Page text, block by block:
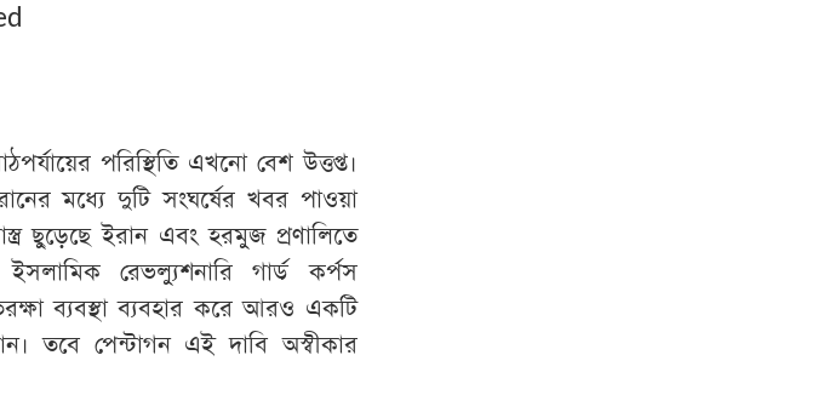
পরিস্থিতি এখনো বেশ উত্তপ্ত।
মধ্যে দুটি সংঘর্ষের খবর পাওয়া
ছুড়েছে ইরান এবং হরমুজ প্রণালিতে
রেভল্যুশনারি গার্ড কর্পস
ব্যবস্থা ব্যবহার করে আরও একটি
তবে পেন্টাগন এই দাবি অস্বীকার